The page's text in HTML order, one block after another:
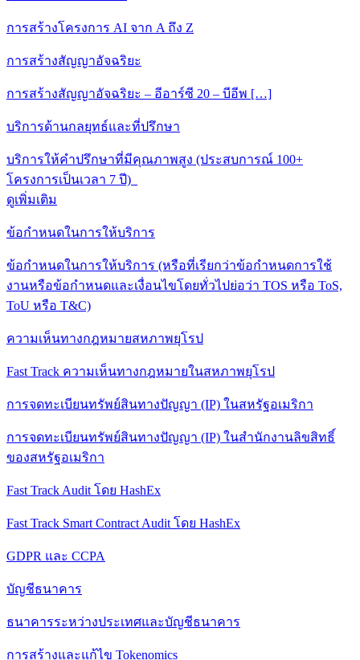
การสร้างโครงการ AI จาก A ถึง Z
การสร้างสัญญาอัจฉริยะ
การสร้างสัญญาอัจฉริยะ – อีอาร์ซี 20 – บีอีพ […]
บริการด้านกลยุทธ์และที่ปรึกษา
บริการให้คําปรึกษาที่มีคุณภาพสูง (ประสบการณ์ 100+
โครงการเป็นเวลา 7 ปี)
ดูเพิ่มเติม
ข้อกําหนดในการให้บริการ
ข้อกําหนดในการให้บริการ (หรือที่เรียกว่าข้อกําหนดการใช้
งานหรือข้อกําหนดและเงื่อนไขโดยทั่วไปย่อว่า TOS หรือ ToS,
ToU หรือ T&C)
ความเห็นทางกฎหมายสหภาพยุโรป
Fast Track ความเห็นทางกฎหมายในสหภาพยุโรป
การจดทะเบียนทรัพย์สินทางปัญญา (IP) ในสหรัฐอเมริกา
การจดทะเบียนทรัพย์สินทางปัญญา (IP) ในสํานักงานลิขสิทธิ์
ของสหรัฐอเมริกา
Fast Track Audit โดย HashEx
Fast Track Smart Contract Audit โดย HashEx
GDPR และ CCPA
บัญชีธนาคาร
ธนาคารระหว่างประเทศและบัญชีธนาคาร
การสร้างและแก้ไข Tokenomics